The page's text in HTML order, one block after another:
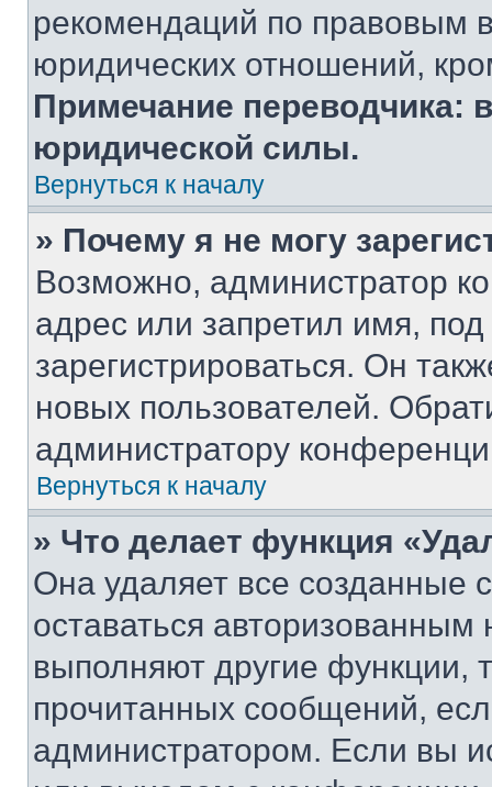
рекомендаций по правовым
юридических отношений,
Примечание переводчика:
юридической силы.
Вернуться к началу
» Почему я не могу
Возможно, администратор
адрес или запретил имя,
зарегистрироваться. Он
новых пользователей.
администратору
Вернуться к началу
» Что делает функция
Она удаляет все созданные
оставаться
выполняют другие функции,
прочитанных сообщений,
администратором. Если вы